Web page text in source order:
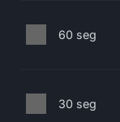
60 seg
30 seg